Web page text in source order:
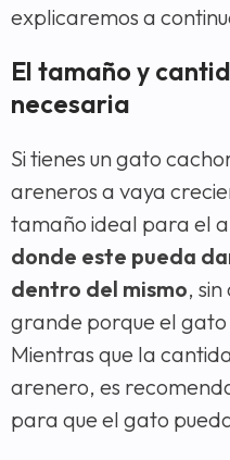
explicaremos a
El tamaño y
necesaria
Si tienes un gato
areneros a vaya
tamaño ideal para el
donde este pueda
dentro del mismo,
grande porque el
Mientras que la
arenero, es
para que el gato